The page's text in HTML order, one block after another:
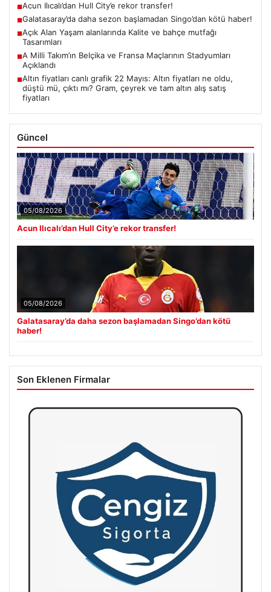
■Acun Ilıcalı’dan Hull City’e rekor transfer!
■Galatasaray’da daha sezon başlamadan Singo’dan kötü haber!
■Açık Alan Yaşam alanlarında Kalite ve bahçe mutfağı
Tasarımları
■A Milli Takım’ın Belçika ve Fransa Maçlarının Stadyumları
Açıklandı
■Altın fiyatları canlı grafik 22 Mayıs: Altın fiyatları ne oldu,
düştü mü, çıktı mı? Gram, çeyrek ve tam altın alış satış
fiyatları
Güncel
05/08/2026
Acun Ilıcalı’dan Hull City’e rekor transfer!
05/08/2026
Galatasaray’da daha sezon başlamadan Singo’dan kötü
haber!
Son Eklenen Firmalar